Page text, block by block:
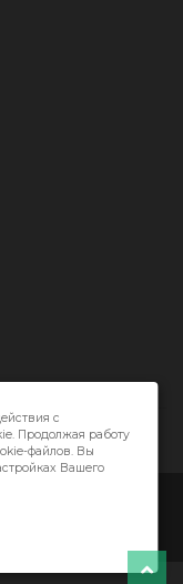
с
Продолжая работу
файлов. Вы
Вашего